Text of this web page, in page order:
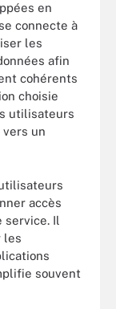
en
connecte à
les
afin
cohérents
choisie
utilisateurs
un
accès
service. Il
les
souvent